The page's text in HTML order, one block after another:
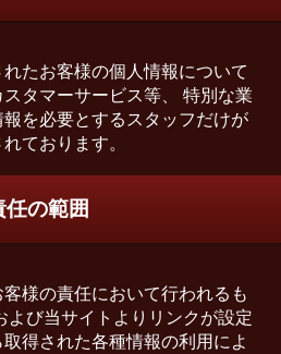
たお客様の個人情報について
タマーサービス等、 特別な業
を必要とするスタッフだけが
ております。
任の範囲
様の責任において行われるも
よび当サイトよりリンクが設定
得された各種情報の利用によ